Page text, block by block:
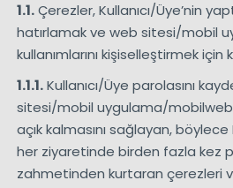
1.1.Çerezler, Kullanıcı/Üye’nin
hatırlamak ve web sitesi/mobil
kullanımlarını kişiselleştirmek için
1.1.1.Kullanıcı/Üye parolasını
sitesi/mobil uygulama/
açık kalmasını sağlayan, böylece
her ziyaretinde birden fazla kez
zahmetinden kurtaran çerezleri